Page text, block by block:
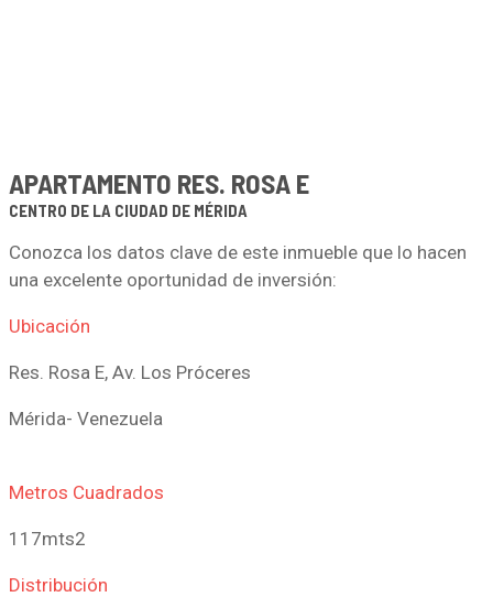
APARTAMENTO RES. ROSA E
CENTRO DE LA CIUDAD DE MÉRIDA
Conozca los datos clave de este inmueble que lo hacen
una excelente oportunidad de inversión:
Ubicación
Res. Rosa E, Av. Los Próceres
Mérida- Venezuela
Metros Cuadrados
117mts2
Distribución